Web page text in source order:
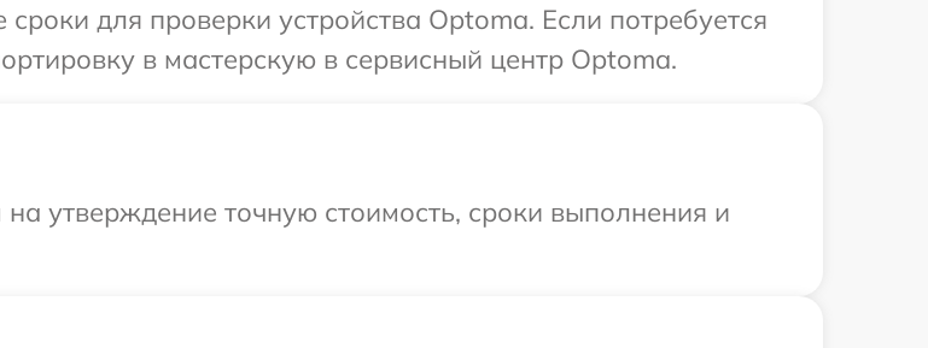
для проверки устройства Optoma. Если потребуется
в мастерскую в сервисный центр Optoma.
утверждение точную стоимость, сроки выполнения и